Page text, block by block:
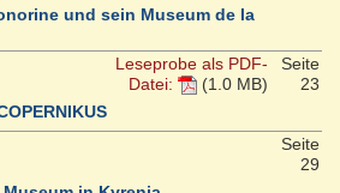
und sein Museum de la
Leseprobe als PDF-
Datei:
(1.0 MB)
Seite
23
Seite
29